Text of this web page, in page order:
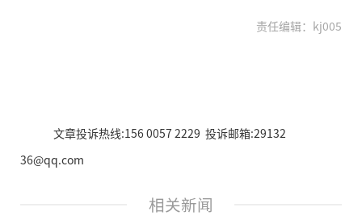
责任编辑：kj005
文章投诉热线:156 0057 2229 投诉邮箱:29132
36@qq.com
相关新闻